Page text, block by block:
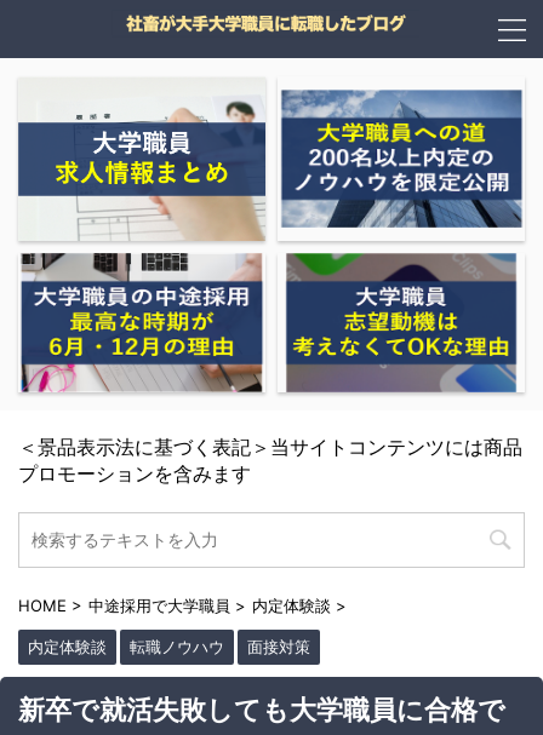
＜景品表示法に基づく表記＞当サイトコンテンツには商品
プロモーションを含みます
HOME > 中途採用で大学職員 > 内定体験談 >
内定体験談 転職ノウハウ 面接対策
新卒で就活失敗しても大学職員に合格で